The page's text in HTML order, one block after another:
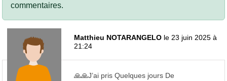
commentaires.
Matthieu NOTARANGELO le 23 juin 2025 à
21:24
🙏🙏J’ai pris Quelques jours De